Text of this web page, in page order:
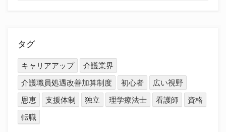
タグ
キャリアアップ
介護業界
介護職員処遇改善加算制度
初心者
広い視野
恩恵
支援体制 独立 理学療法士 看護師
資格
転職